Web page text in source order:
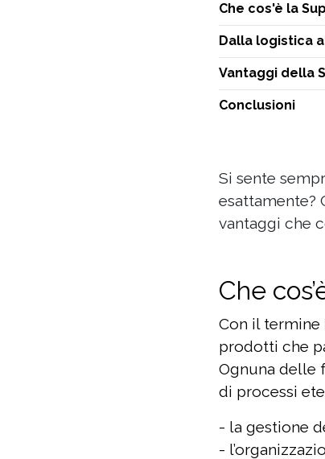
Che cos'è la
Dalla logistica
Vantaggi della
Conclusioni
Si sente
esattamente?
vantaggi che
Che
Con il termine
prodotti che
Ognuna delle
di processi
- la gestione
-